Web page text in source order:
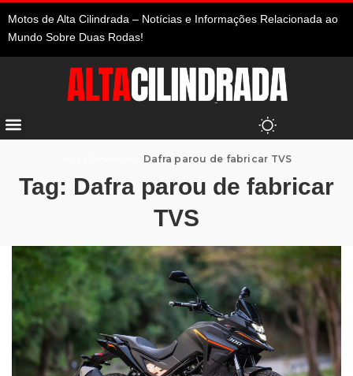
Motos de Alta Cilindrada – Notícias e Informações Relacionada ao
Mundo Sobre Duas Rodas!
Dafra parou de fabricar TVS
Tag: Dafra parou de fabricar
TVS